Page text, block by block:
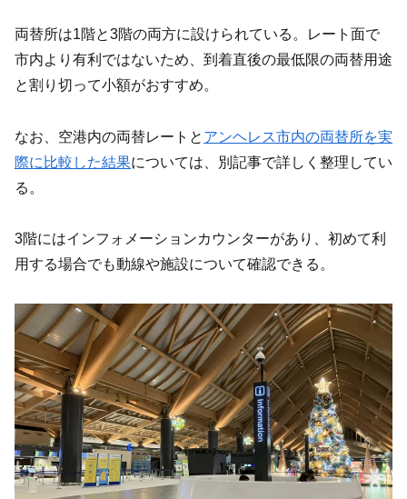
両替所は1階と3階の両方に設けられている。レート面で
市内より有利ではないため、到着直後の最低限の両替用途
と割り切って小額がおすすめ。
なお、空港内の両替レートと アンヘレス市内の両替所を実
際に比較した結果については、別記事で詳しく整理してい
る。
3階にはインフォメーションカウンターがあり、初めて利
用する場合でも動線や施設について確認できる。